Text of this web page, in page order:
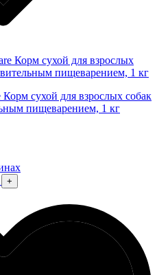
сухой для взрослых собак
пищеварением, 1 кг
+